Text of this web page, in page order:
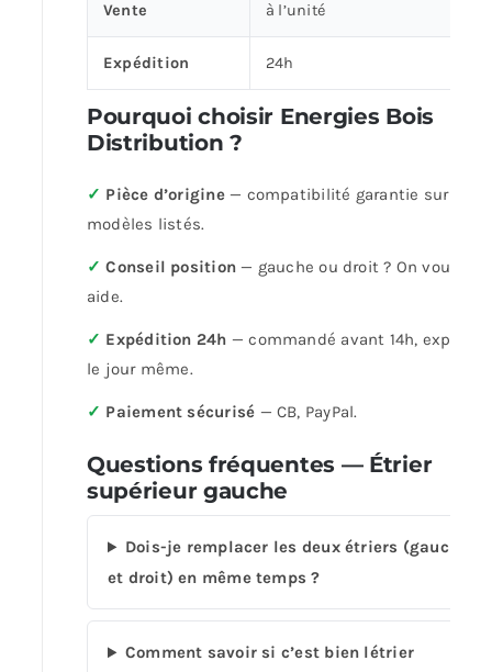
Vente à l’unité
Expédition 24h
Pourquoi choisir Energies Bois
Distribution ?
✓ Pièce d’origine— compatibilité garantie sur les
modèles listés.
✓ Conseil position — gauche ou droit ? On vous
aide.
✓ Expédition 24h — commandé avant 14h, expédié
le jour même.
✓ Paiement sécurisé — CB, PayPal.
Questions fréquentes — Étrier
supérieur gauche
Dois-je remplacer les deux étriers (gauche
et droit) en même temps ?
Comment savoir si c’est bien létrier